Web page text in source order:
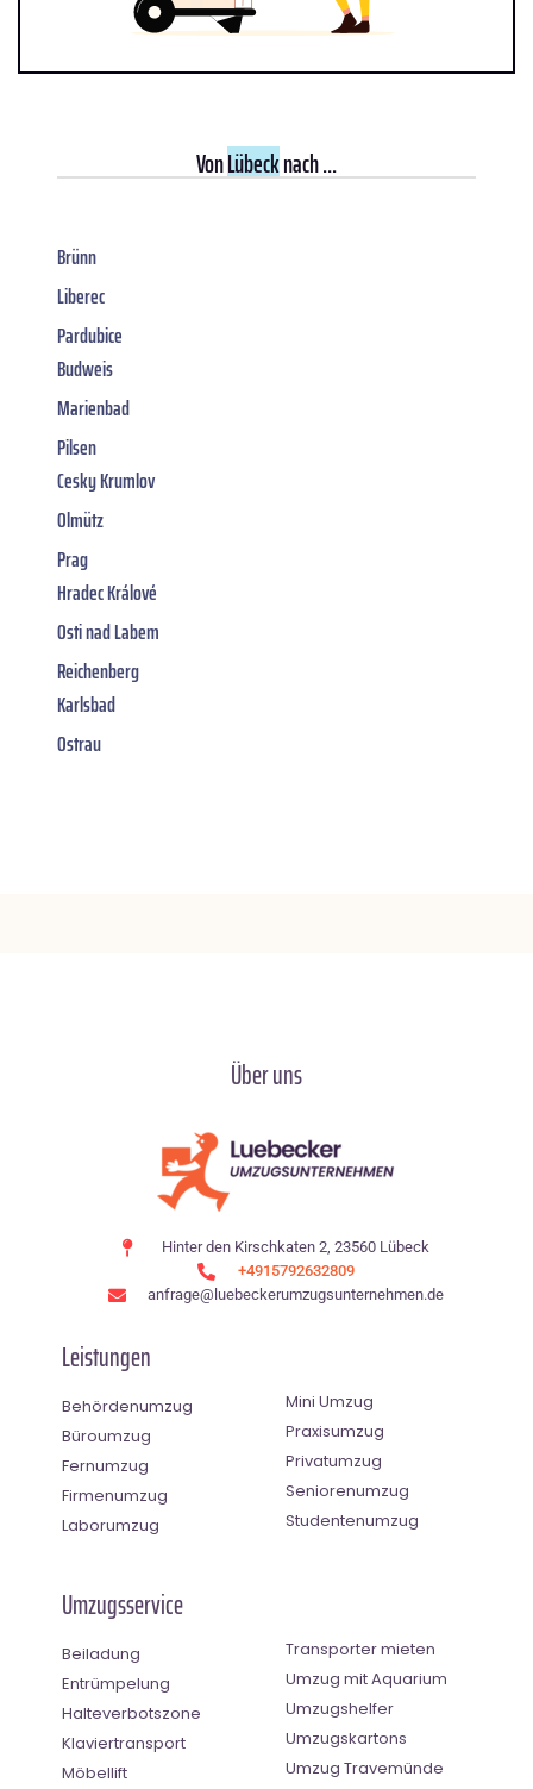
VonLübecknach ...
Brünn
Liberec
Pardubice
Budweis
Marienbad
Pilsen
Cesky Krumlov
Olmütz
Prag
Hradec Králové
Osti nad Labem
Reichenberg
Karlsbad
Ostrau
Über uns
Hinter den Kirschkaten 2, 23560 Lübeck
+4915792632809
anfrage@luebeckerumzugsunternehmen.de
Leistungen
Behördenumzug
Büroumzug
Fernumzug
Firmenumzug
Laborumzug
Mini Umzug
Praxisumzug
Privatumzug
Seniorenumzug
Studentenumzug
Umzugsservice
Beiladung
Entrümpelung
Halteverbotszone
Klaviertransport
Möbellift
Transporter mieten
Umzug mit Aquarium
Umzugshelfer
Umzugskartons
Umzug Travemünde